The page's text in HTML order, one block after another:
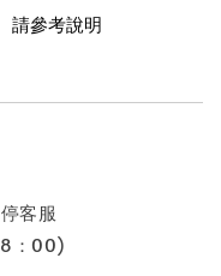
請參考說明
客服
00)